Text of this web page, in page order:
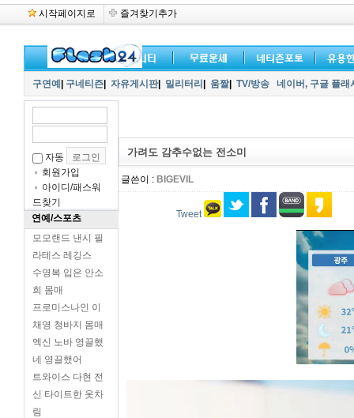
시작페이지로 즐겨찾기추가
구연예 구네티즌 자유게시판| 밀리터리 움짤| TV/방송 네이버, 구글 플
자동
회원가입
아이디/패스워
드찾기
연예/스포츠
모모랜드 낸시 필
라테스 레깅스
수영복 입은 안소
희 몸매
프로미스나인 이
채영 청바지 몸매
엑신 노바 영끌했
네 영끌했어
트와이스 다현 전
신 타이트한 옷차
림
가려도 감추수없는 전소미
글쓴이 : BIGEVIL
Tweet